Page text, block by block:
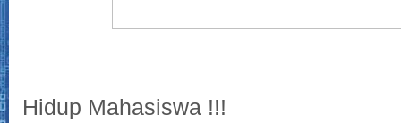
Hidup Mahasiswa !!!